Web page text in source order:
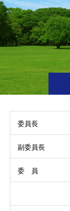
委員長
副委員長
委 員